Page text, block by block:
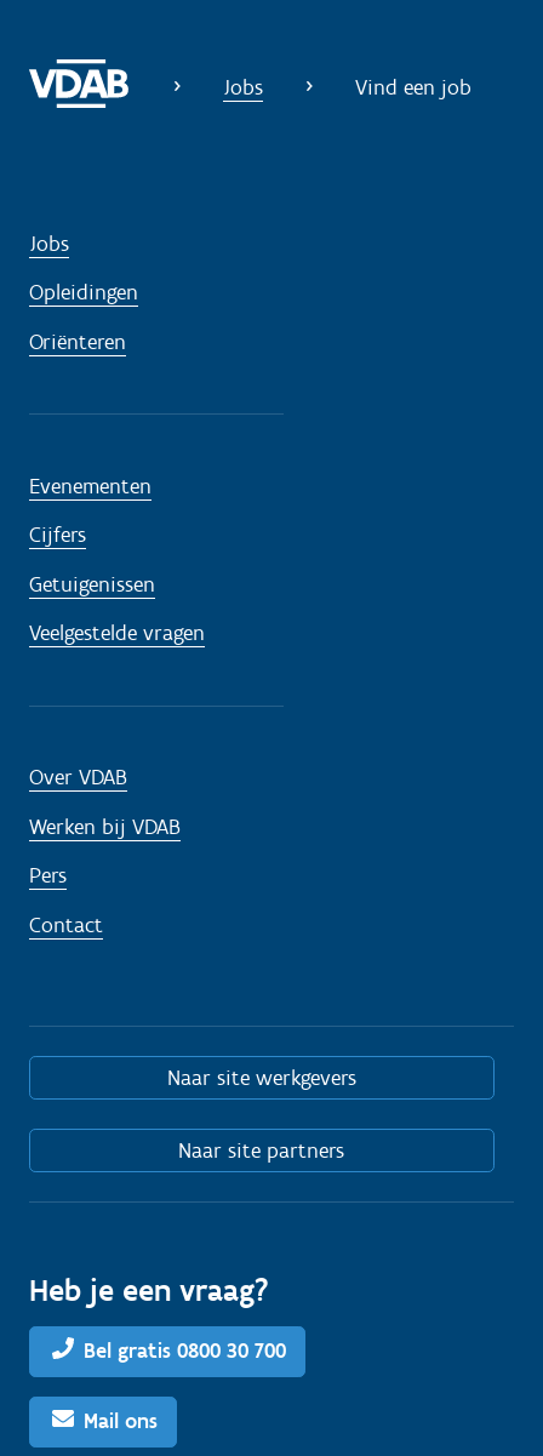
Jobs Vind een job
Jobs
Opleidingen
Oriënteren
Evenementen
Cijfers
Getuigenissen
Veelgestelde vragen
Over VDAB
Werken bij VDAB
Pers
Contact
Naar site werkgevers
Naar site partners
Heb je een vraag?
Bel gratis 0800 30 700
Mail ons